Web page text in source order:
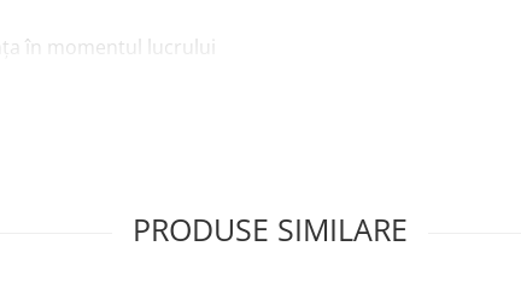
în momentul lucrului
desen, construirea
și activitățile
PRODUSE SIMILARE